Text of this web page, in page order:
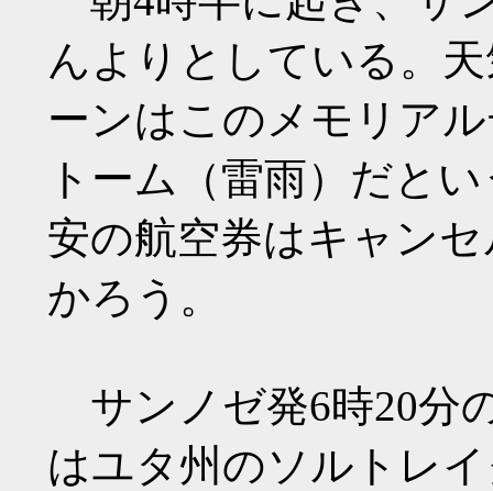
んよりとしている。
ーンはこのメモリア
トーム（雷雨）だと
安の航空券はキャン
かろう。
サンノゼ発6時20分
はユタ州のソルトレ